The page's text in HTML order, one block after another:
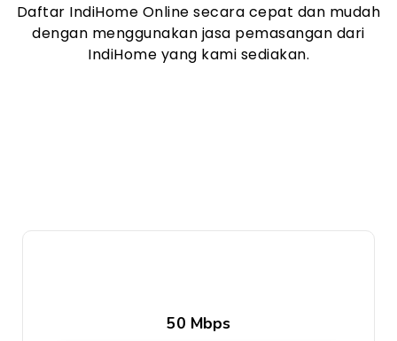
Daftar IndiHome Online secara cepat dan mudah
dengan menggunakan jasa pemasangan dari
IndiHome yang kami sediakan.
50 Mbps